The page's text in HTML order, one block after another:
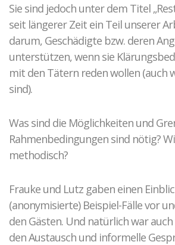
Sie sind jedoch unter dem Titel
seit längerer Zeit ein Teil unserer
darum, Geschädigte bzw. deren
unterstützen, wenn sie
mit den Tätern reden wollen (auch
sind).
Was sind die Möglichkeiten und
Rahmenbedingungen sind nötig?
methodisch?
Frauke und Lutz gaben einen
(anonymisierte) Beispiel-Fälle vor
den Gästen. Und natürlich war
den Austausch und informelle